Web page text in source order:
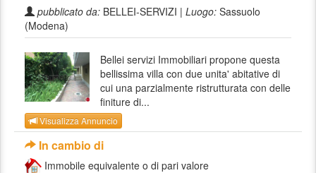
pubblicato da: BELLEI-SERVIZI | Luogo: Sassuolo
(Modena)
Bellei servizi Immobiliari propone questa
bellissima villa con due unita' abitative di
cui una parzialmente ristrutturata con delle
finiture di...
Visualizza Annuncio
In cambio di
Immobile equivalente o di pari valore